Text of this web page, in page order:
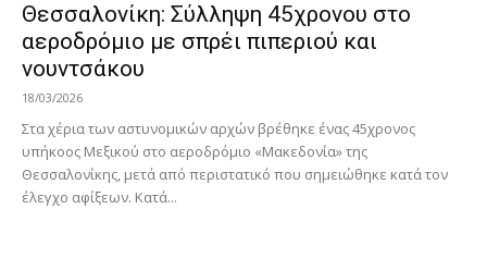
Θεσσαλονίκη: Σύλληψη 45χρονου στο
αεροδρόμιο με σπρέι πιπεριού και
νουντσάκου
18/03/2026
Στα χέρια των αστυνομικών αρχών βρέθηκε ένας 45χρονος
υπήκοος Μεξικού στο αεροδρόμιο «Μακεδονία» της
Θεσσαλονίκης, μετά από περιστατικό που σημειώθηκε κατά τον
έλεγχο αφίξεων. Κατά...